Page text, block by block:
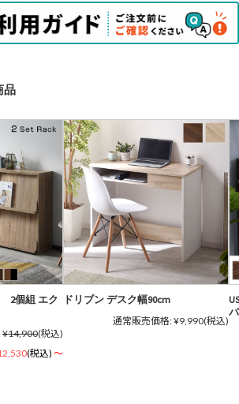
品
2個組 エク
¥14,900(税込)
(税込) ～
ドリブン デスク幅90cm
通常販売価格:¥9,990(税込)